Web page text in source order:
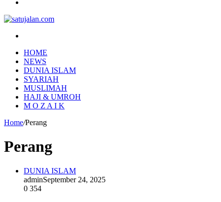
HOME
NEWS
DUNIA ISLAM
SYARIAH
MUSLIMAH
HAJI & UMROH
M O Z A I K
Home/Perang
Perang
DUNIA ISLAM
adminSeptember 24, 2025
0 354